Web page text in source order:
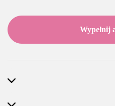
Wypełnij